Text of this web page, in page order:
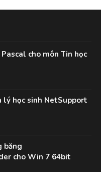
cho môn Tin học
lý học sinh NetSupport
băng
cho Win 7 64bit